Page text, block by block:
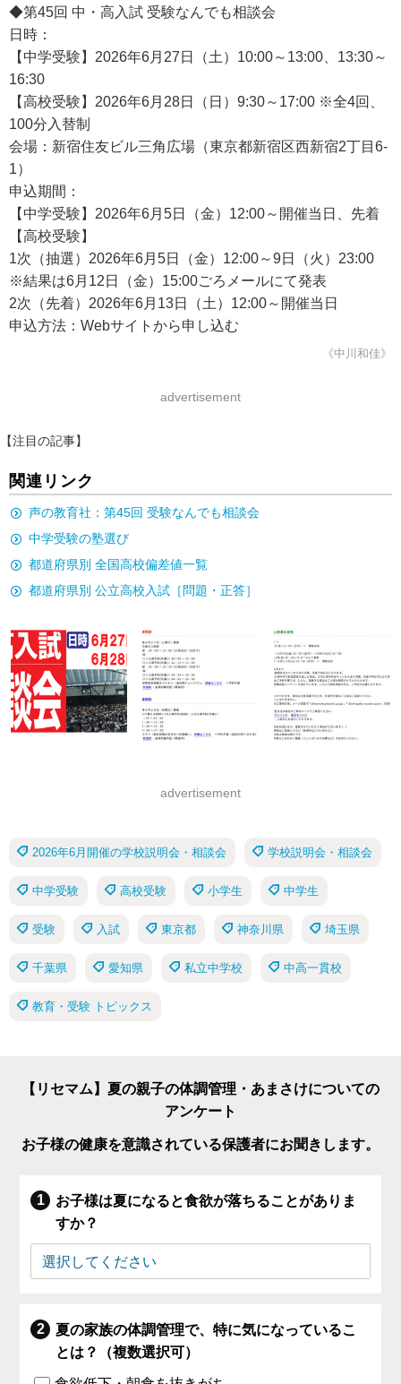
◆第45回 中・高入試 受験なんでも相談会
日時：
【中学受験】2026年6月27日（土）10:00～13:00、13:30～
16:30
【高校受験】2026年6月28日（日）9:30～17:00 ※全4回、
100分入替制
会場：新宿住友ビル三角広場（東京都新宿区西新宿2丁目6-
1）
申込期間：
【中学受験】2026年6月5日（金）12:00～開催当日、先着
【高校受験】
1次（抽選）2026年6月5日（金）12:00～9日（火）23:00
※結果は6月12日（金）15:00ごろメールにて発表
2次（先着）2026年6月13日（土）12:00～開催当日
申込方法：Webサイトから申し込む
《中川和佳》
advertisement
【注目の記事】
関連リンク
声の教育社：第45回 受験なんでも相談会
中学受験の塾選び
都道府県別 全国高校偏差値一覧
都道府県別 公立高校入試［問題・正答］
advertisement
2026年6月開催の学校説明会・相談会 学校説明会・相談会
中学受験 高校受験 小学生 中学生
受験 入試 東京都 神奈川県 埼玉県
千葉県 愛知県 私立中学校 中高一貫校
教育・受験 トピックス
【リセマム】夏の親子の体調管理・あまさけについての
アンケート
お子様の健康を意識されている保護者にお聞きします。
お子様は夏になると食欲が落ちることがありま
すか？
夏の家族の体調管理で、特に気になっているこ
とは？（複数選択可）